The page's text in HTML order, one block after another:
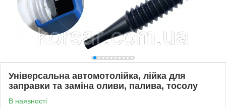
Універсальна автомотолійка, лійка для
заправки та заміна оливи, палива, тосолу
В наявності